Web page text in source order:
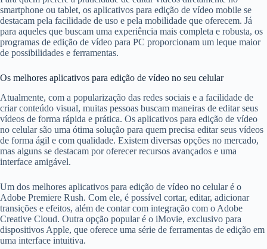
smartphone ou tablet, os aplicativos para edição de vídeo mobile se
destacam pela facilidade de uso e pela mobilidade que oferecem. Já
para aqueles que buscam uma experiência mais completa e robusta, os
programas de edição de vídeo para PC proporcionam um leque maior
de possibilidades e ferramentas.
Os melhores aplicativos para edição de vídeo no seu celular
Atualmente, com a popularização das redes sociais e a facilidade de
criar conteúdo visual, muitas pessoas buscam maneiras de editar seus
vídeos de forma rápida e prática. Os aplicativos para edição de vídeo
no celular são uma ótima solução para quem precisa editar seus vídeos
de forma ágil e com qualidade. Existem diversas opções no mercado,
mas alguns se destacam por oferecer recursos avançados e uma
interface amigável.
Um dos melhores aplicativos para edição de vídeo no celular é o
Adobe Premiere Rush. Com ele, é possível cortar, editar, adicionar
transições e efeitos, além de contar com integração com o Adobe
Creative Cloud. Outra opção popular é o iMovie, exclusivo para
dispositivos Apple, que oferece uma série de ferramentas de edição em
uma interface intuitiva.